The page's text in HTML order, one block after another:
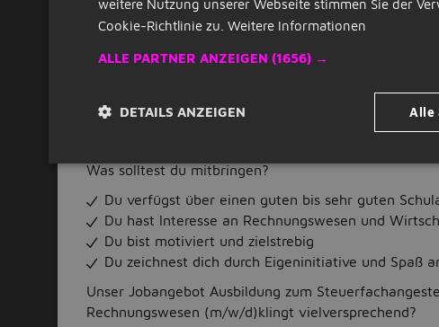
des Mitgliedsbeitrags im örtlichen Fitnessstudio,
Bei uns bekommst du die Chance, die Arbeit in
Du arbeitest in einem hoch qualifizierten und
Nach Abschluss deiner Ausbildung bist du fähig,
Was solltest du mitbringen?
Du verfügst über einen guten bis sehr guten
Du hast Interesse an Rechnungswesen und
Du bist motiviert und zielstrebig
Du zeichnest dich durch Eigeninitiative und Spaß
Unser Jobangebot Ausbildung zum
Rechnungswesen (m/w/d)klingt vielversprechend?
weitere Nutzung unserer Webseite stimmen Sie der
Cookie-Richtlinie zu. Weitere Informationen
ALLE PARTNER ANZEIGEN (1656) →
Alle
DETAILS ANZEIGEN